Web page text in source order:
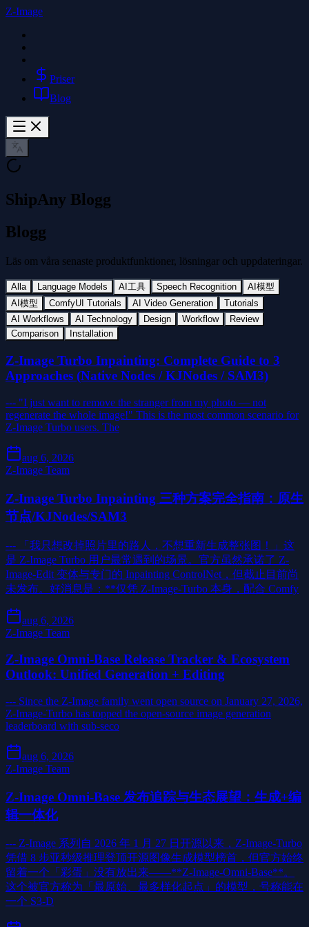
Z-Image
Priser
Blog
ShipAny Blogg
Blogg
Läs om våra senaste produktfunktioner, lösningar och uppdateringar.
Alla Language Models AI工具 Speech Recognition
AI模型
AI模型
ComfyUI Tutorials AI Video Generation
Tutorials
AI Workflows
AI Technology Design Workflow
Review
Comparison
Installation
Z-Image Turbo Inpainting: Complete Guide to 3
Approaches (Native Nodes / KJNodes / SAM3)
--- "I just want to remove the stranger from my photo — not
regenerate the whole image!" This is the most common scenario for
Z-Image Turbo users. The
aug 6, 2026
Z-Image Team
Z-Image Turbo Inpainting 三种方案完全指南：原生
节点/KJNodes/SAM3
--- 「我只想改掉照片里的路人，不想重新生成整张图！」这
是 Z-Image Turbo 用户最常遇到的场景。官方虽然承诺了 Z-
Image-Edit 变体与专门的 Inpainting ControlNet，但截止目前尚
未发布。好消息是：**仅凭 Z-Image-Turbo 本身，配合 Comfy
aug 6, 2026
Z-Image Team
Z-Image Omni-Base Release Tracker & Ecosystem
Outlook: Unified Generation + Editing
--- Since the Z-Image family went open source on January 27, 2026,
Z-Image-Turbo has topped the open-source image generation
leaderboard with sub-seco
aug 6, 2026
Z-Image Team
Z-Image Omni-Base 发布追踪与生态展望：生成+编
辑一体化
--- Z-Image 系列自 2026 年 1 月 27 日开源以来，Z-Image-Turbo
凭借 8 步亚秒级推理登顶开源图像生成模型榜首，但官方始终
留着一个「彩蛋」没有放出来——**Z-Image-Omni-Base**。
这个被官方称为「最原始、最多样化起点」的模型，号称能在
一个 S3-D